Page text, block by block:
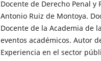
Docente de Derecho Penal y
Antonio Ruiz de Montoya.
Docente de la Academia de
eventos académicos. Autor
Experiencia en el sector